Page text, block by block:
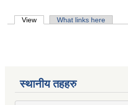
Primary tabs
View (active tab)What links here
स्थानीय तहहरु